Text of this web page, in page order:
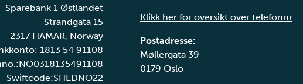
Sparebank 1 Østlandet
Strandgata 15
2317 HAMAR, Norway
1813 54 91108
Swiftcode:SHEDNO22
Klikk her for oversikt over telefonnr
Postadresse:
Møllergata 39
0179 Oslo